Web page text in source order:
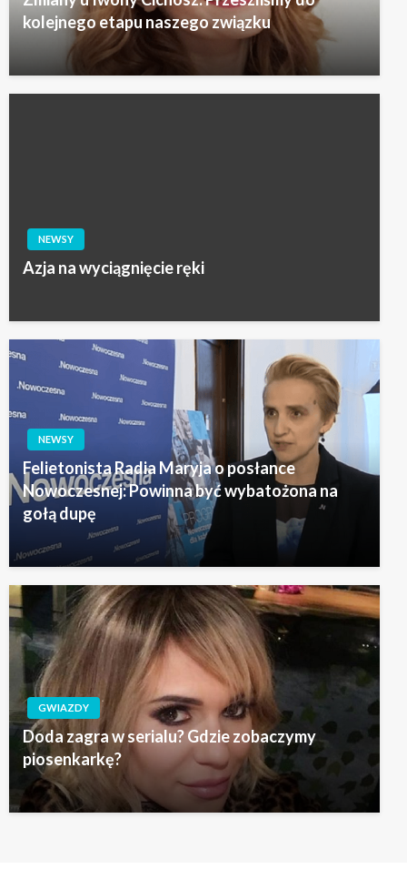
kolejnego etapu naszego związku
NEWSY
Azja na wyciągnięcie ręki
NEWSY
Felietonista Radia Maryja o posłance
Nowoczesnej: Powinna być wybatożona na
gołą dupę
GWIAZDY
Doda zagra w serialu? Gdzie zobaczymy
piosenkarkę?